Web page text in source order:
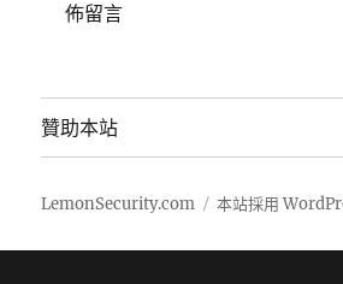
佈留言
贊助本站
LemonSecurity.com 本站採用